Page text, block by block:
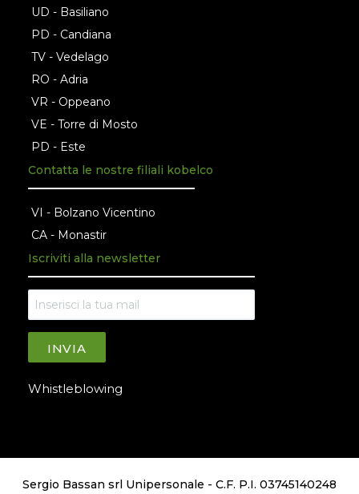
UD - Basiliano
PD - Candiana
TV - Vedelago
RO - Adria
VR - Oppeano
VE - Torre di Mosto
PD - Este
Contatta le nostre filiali kobelco
VI - Bolzano Vicentino
CA - Monastir
Iscriviti alla newsletter
INVIA
Whistleblowing
Sergio Bassan srl Unipersonale - C.F. P.I. 03745140248